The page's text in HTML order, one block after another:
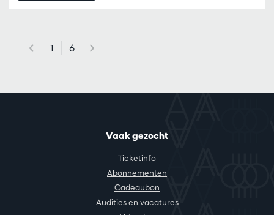
1 6
Vaak gezocht
Ticketinfo
Abonnementen
Cadeaubon
Audities en vacatures